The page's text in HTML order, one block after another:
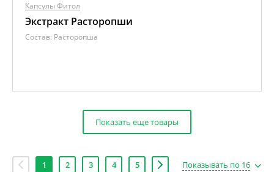
Капсулы Фитол
Экстракт Расторопши
Состав: Расторопша
Показать еще товары
1 2 3 4 5 Показывать по 16